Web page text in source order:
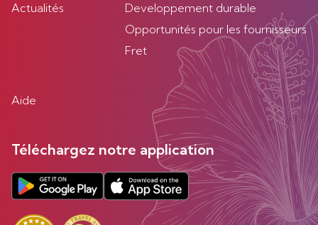
Actualités
Developpement durable
Opportunités pour les fournisseurs
Fret
Aide
Téléchargez notre application